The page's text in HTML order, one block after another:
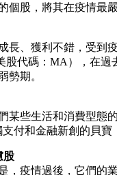
個股，將其在疫情最
長、獲利不錯，受到
股代碼：MA），在
勢期。
某些生活和消費型態
付和金融新創的貝
股
，疫情過後，它們的